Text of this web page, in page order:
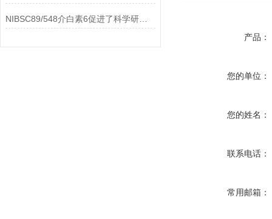
NIBSC89/548介白素6促进了科学研究的进步
产品：
您的单位：
您的姓名：
联系电话：
常用邮箱：